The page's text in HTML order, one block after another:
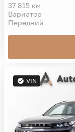
37 815 км
Вариатор
Передний
VIN